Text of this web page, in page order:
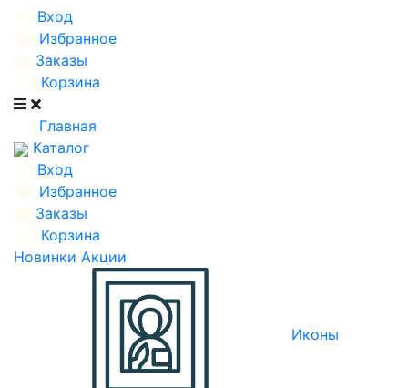
Вход
Избранное
Заказы
Корзина
Главная
Каталог
Вход
Избранное
Заказы
Корзина
Новинки Акции
Иконы